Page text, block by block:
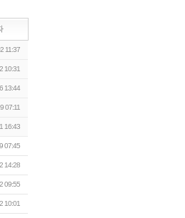
11:37
10:31
13:44
07:11
16:43
07:45
14:28
09:55
10:01